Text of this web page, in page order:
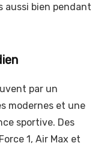
aussi bien pendant
par un
modernes et une
sportive. Des
1, Air Max et